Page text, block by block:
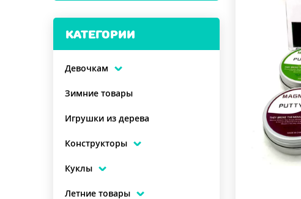
КАТЕГОРИИ
Девочкам
Зимние товары
Игрушки из дерева
Конструкторы
Куклы
Летние товары